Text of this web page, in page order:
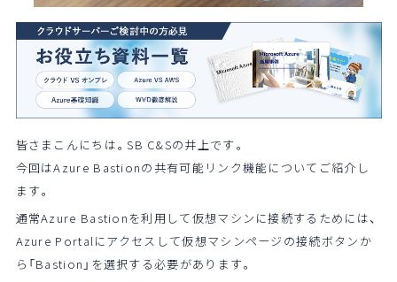
皆さまこんにちは。SB C&Sの井上です。
今回はAzure Bastionの共有可能リンク機能についてご紹介し
ます。
通常Azure Bastionを利用して仮想マシンに接続するためには、
Azure Portalにアクセスして仮想マシンページの接続ボタンか
ら「Bastion」を選択する必要があります。